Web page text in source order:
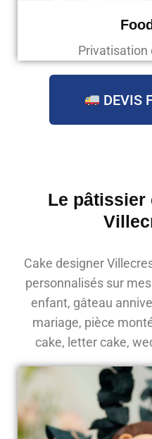
Privatisation
DEVIS
Le pâtissier
Cake designer
personnalisés sur
enfant, gâteau
mariage, pièce
cake, letter cake,